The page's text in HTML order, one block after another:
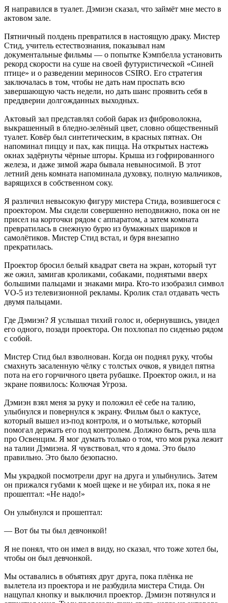
Я направился в туалет. Дэмиэн сказал, что займёт мне место в
актовом зале.
Пятничный полдень превратился в настоящую драку. Мистер
Стид, учитель естествознания, показывал нам
документальные фильмы — о попытке Кэмпбелла установить
рекорд скорости на суше на своей футуристической «Синей
птице» и о разведении мериносов CSIRO. Его стратегия
заключалась в том, чтобы не дать нам проспать всю
завершающую часть недели, но дать шанс проявить себя в
преддверии долгожданных выходных.
Актовый зал представлял собой барак из фиброволокна,
выкрашенный в бледно-зелёный цвет, словно общественный
туалет. Ковёр был синтетическим, в красных пятнах. Он
напоминал пиццу и пах, как пицца. На открытых настежь
окнах задёрнуты чёрные шторы. Крыша из гофрированного
железа, и даже зимой жара бывала невыносимой. В этот
летний день комната напоминала духовку, полную мальчиков,
варящихся в собственном соку.
Я различил невысокую фигуру мистера Стида, возившегося с
проектором. Мы сидели совершенно неподвижно, пока он не
присел на корточки рядом с аппаратом, а затем комната
превратилась в снежную бурю из бумажных шариков и
самолётиков. Мистер Стид встал, и буря внезапно
прекратилась.
Проектор бросил белый квадрат света на экран, который тут
же ожил, замигав кроликами, собаками, поднятыми вверх
большими пальцами и знаками мира. Кто-то изобразил символ
VO-5 из телевизионной рекламы. Кролик стал отдавать честь
двумя пальцами.
Где Дэмиэн? Я услышал тихий голос и, обернувшись, увидел
его одного, позади проектора. Он похлопал по сиденью рядом
с собой.
Мистер Стид был взволнован. Когда он поднял руку, чтобы
смахнуть засаленную чёлку с толстых очков, я увидел пятна
пота на его горчичного цвета рубашке. Проектор ожил, и на
экране появилось: Колючая Угроза.
Дэмиэн взял меня за руку и положил её себе на талию,
улыбнулся и повернулся к экрану. Фильм был о кактусе,
который вышел из-под контроля, и о мотыльке, который
помогал держать его под контролем. Должно быть, речь шла
про Освенцим. Я мог думать только о том, что моя рука лежит
на талии Дэмиэна. Я чувствовал, что я дома. Это было
правильно. Это было безопасно.
Мы украдкой посмотрели друг на друга и улыбнулись. Затем
он прижался губами к моей щеке и не убирал их, пока я не
прошептал: «Не надо!»
Он улыбнулся и прошептал:
— Вот бы ты был девчонкой!
Я не понял, что он имел в виду, но сказал, что тоже хотел бы,
чтобы он был девчонкой.
Мы оставались в объятиях друг друга, пока плёнка не
вылетела из проектора и не разбудила мистера Стида. Он
нащупал кнопку и выключил проектор. Дэмиэн потянулся и